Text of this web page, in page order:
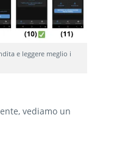
e leggere meglio i
vediamo un